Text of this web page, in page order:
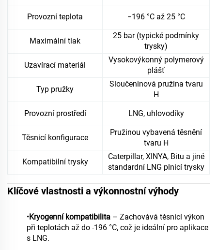
Provozní teplota −196 °C až 25 °C
Maximální tlak
25 bar (typické podmínky
trysky)
Uzavírací materiál
Vysokovýkonný polymerový
plášť
Typ pružky
Sloučeninová pružina tvaru
H
Provozní prostředí LNG, uhlovodíky
Těsnicí konfigurace
Pružinou vybavená těsnění
tvaru H
Kompatibilní trysky
Caterpillar, XINYA, Bitu a jiné
standardní LNG plnicí trysky
Klíčové vlastnosti a výkonnostní výhody
•Kryogenní kompatibilita – Zachovává těsnicí výkon
při teplotách až do -196 °C, což je ideální pro aplikace
s LNG.